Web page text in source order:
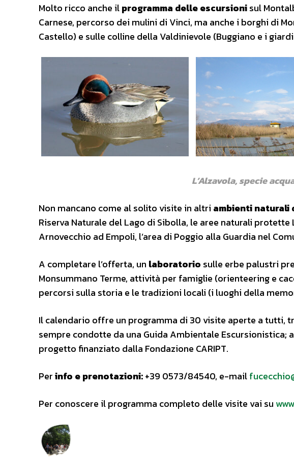
Molto ricco anche ilprogramma delle escursionisul
Carnese, percorso dei mulini di Vinci, ma anche i borghi di
Castello) e sulle colline della Valdinievole (Buggiano e i
L’Alzavola, specie
Non mancano come al solito visite in altri ambienti naturali
Riserva Naturale del Lago di Sibolla, le aree naturali protette
Arnovecchio ad Empoli, l’area di Poggio alla Guardia nel
A completare l’offerta, un laboratorio sulle erbe palustri
Monsummano Terme, attività per famiglie (orienteering e
percorsi sulla storia e le tradizioni locali (i luoghi della
Il calendario offre un programma di 30 visite aperte a tutti,
sempre condotte da una Guida Ambientale Escursionistica;
progetto finanziato dalla Fondazione CARIPT.
Perinfo e prenotazioni:+39 0573/84540, e-mail
Per conoscere il programma completo delle visite vai su